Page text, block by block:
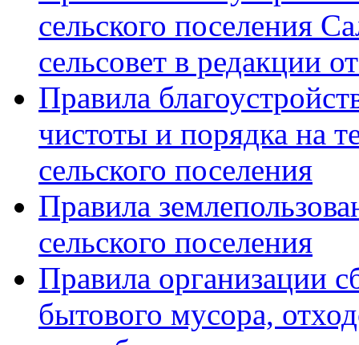
сельского поселения
сельсовет в редакции
Правила
чистоты и порядка на
сельского поселения
Правила
сельского поселения
Правила организации
бытового мусора,